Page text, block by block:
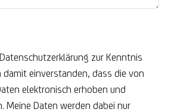
zur Kenntnis
einverstanden, dass die von
elektronisch erhoben und
Meine Daten werden dabei nur